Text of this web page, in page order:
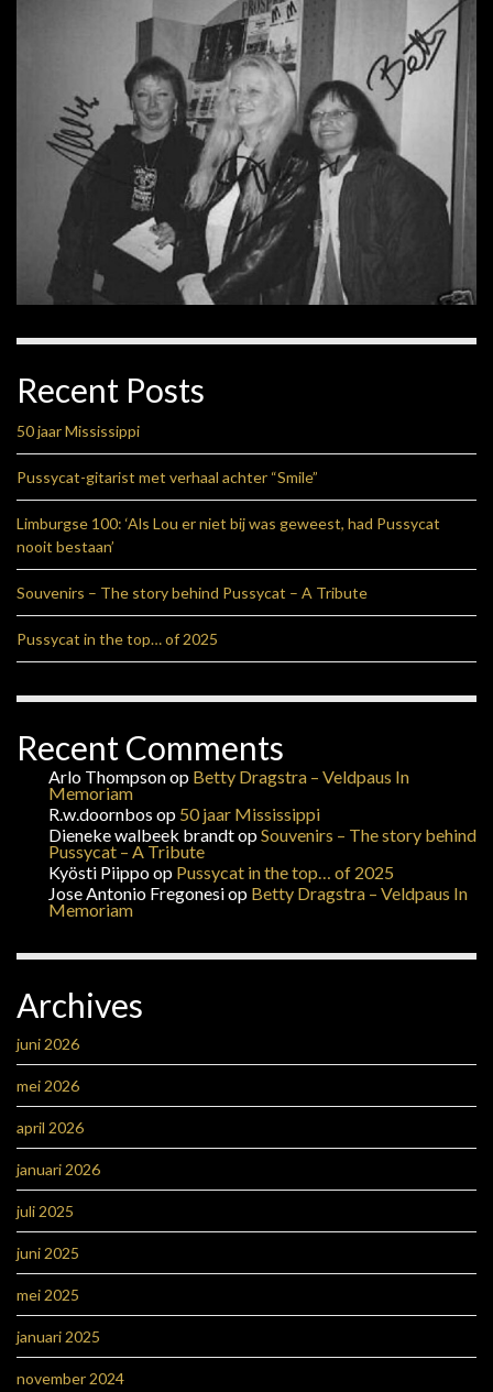
Recent Posts
50 jaar Mississippi
Pussycat-gitarist met verhaal achter “Smile”
Limburgse 100: ‘Als Lou er niet bij was geweest, had Pussycat
nooit bestaan’
Souvenirs – The story behind Pussycat – A Tribute
Pussycat in the top… of 2025
Recent Comments
Arlo Thompsonop Betty Dragstra – Veldpaus In
Memoriam
R.w.doornbos op 50 jaar Mississippi
Dieneke walbeek brandtopSouvenirs – The story behind
Pussycat – A Tribute
Kyösti Piippoop Pussycat in the top… of 2025
Jose Antonio Fregonesiop Betty Dragstra – Veldpaus In
Memoriam
Archives
juni 2026
mei 2026
april 2026
januari 2026
juli 2025
juni 2025
mei 2025
januari 2025
november 2024